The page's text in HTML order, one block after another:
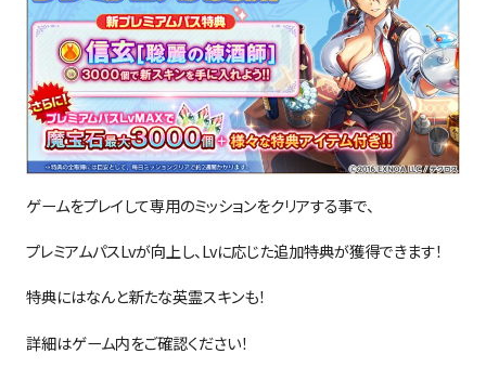
ゲームをプレイして専用のミッションをクリアする事で、
プレミアムパスLvが向上し、Lvに応じた追加特典が獲得できます！
特典にはなんと新たな英霊スキンも！
詳細はゲーム内をご確認ください！